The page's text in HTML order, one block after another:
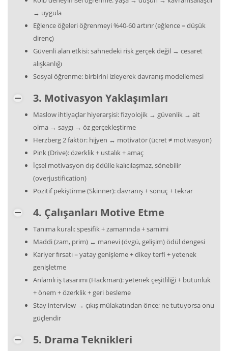
→ uygula
Eğlence öğeleri öğrenmeyi %40-60 artırır (eğlence = düşük
direnç)
Güvenli alan etkisi: sahnedeki risk gerçek değil → cesaret
alışkanlığı
Sosyal öğrenme: birbirini izleyerek davranış modellemesi
3. Motivasyon Yaklaşımları
Maslow ihtiyaçlar hiyerarşisi: fizyolojik → güvenlik → ait
olma → saygı → öz gerçekleştirme
Herzberg 2 faktör: hijyen ↔ motivatör (ücret ≠ motivasyon)
Pink (Drive): özerklik + ustalık + amaç
İçsel motivasyon dış ödülle kalıcılaşmaz, sönebilir
(overjustification)
Pozitif pekiştirme (Skinner): davranış + sonuç + tekrar
4. Çalışanları Motive Etme
Tanıma kuralı: spesifik + zamanında + samimi
Maddi (zam, prim) ↔ manevi (övgü, gelişim) ödül dengesi
Kariyer fırsatı = yatay genişleme + dikey terfi + yetenek
genişletme
Anlamlı iş tasarımı (Hackman): yetenek çeşitliliği + bütünlük
+ önem + özerklik + geri besleme
Stay interview → çıkış mülakatından önce; ne tutuyorsa onu
güçlendir
5. Drama Teknikleri